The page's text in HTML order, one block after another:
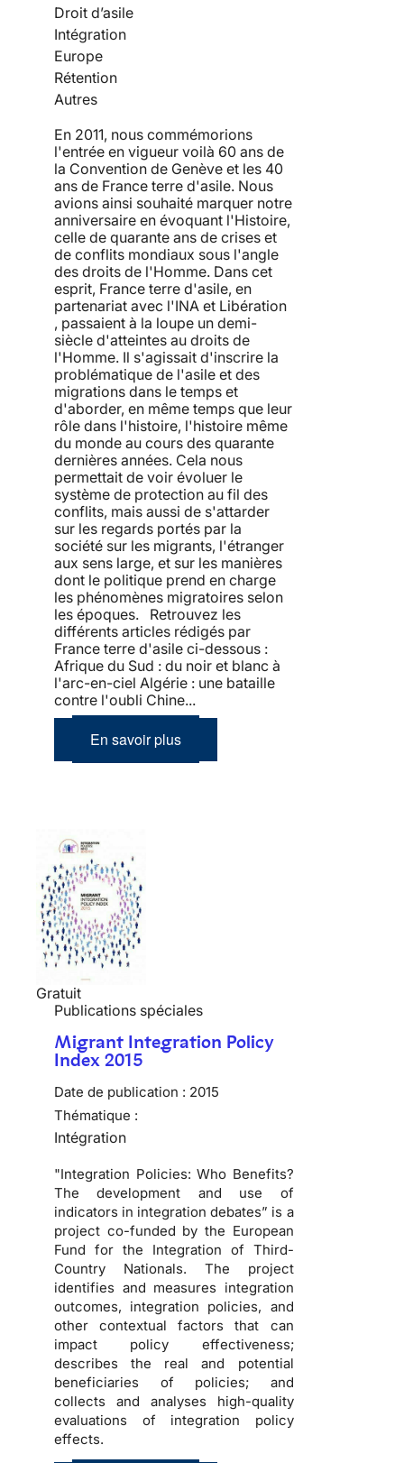
Droit d’asile
Intégration
Europe
Rétention
Autres
En 2011, nous commémorions
l'entrée en vigueur voilà 60 ans de
la Convention de Genève et les 40
ans de France terre d'asile. Nous
avions ainsi souhaité marquer notre
anniversaire en évoquant l'Histoire,
celle de quarante ans de crises et
de conflits mondiaux sous l'angle
des droits de l'Homme. Dans cet
esprit, France terre d'asile, en
partenariat avec l'INA et Libération
, passaient à la loupe un demi-
siècle d'atteintes au droits de
l'Homme. Il s'agissait d'inscrire la
problématique de l'asile et des
migrations dans le temps et
d'aborder, en même temps que leur
rôle dans l'histoire, l'histoire même
du monde au cours des quarante
dernières années. Cela nous
permettait de voir évoluer le
système de protection au fil des
conflits, mais aussi de s'attarder
sur les regards portés par la
société sur les migrants, l'étranger
aux sens large, et sur les manières
dont le politique prend en charge
les phénomènes migratoires selon
les époques. Retrouvez les
différents articles rédigés par
France terre d'asile ci-dessous :
Afrique du Sud : du noir et blanc à
l'arc-en-ciel Algérie : une bataille
contre l'oubli Chine...
En savoir plus
Gratuit
Publications spéciales
Migrant Integration Policy
Index 2015
Date de publication : 2015
Thématique :
Intégration
"Integration Policies: Who Benefits?
The development and use of
indicators in integration debates” is a
project co-funded by the European
Fund for the Integration of Third-
Country Nationals. The project
identifies and measures integration
outcomes, integration policies, and
other contextual factors that can
impact policy effectiveness;
describes the real and potential
beneficiaries of policies; and
collects and analyses high-quality
evaluations of integration policy
effects.